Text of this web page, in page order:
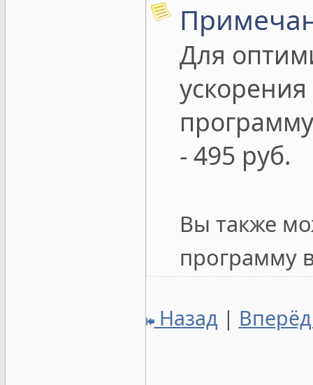
Для
- 495 руб.
Вы также
программу
Назад |